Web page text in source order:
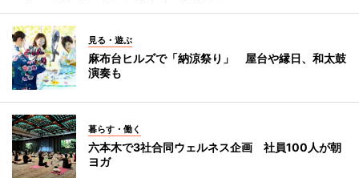
見る・遊ぶ
麻布台ヒルズで「納涼祭り」 屋台や縁日、和太鼓
演奏も
暮らす・働く
六本木で3社合同ウェルネス企画 社員100人が朝
ヨガ